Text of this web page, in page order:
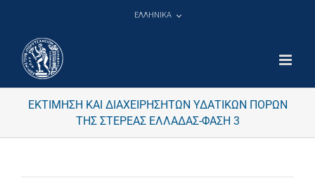
ΕΛΛΗΝΙΚΑ
ΕΚΤΙΜΗΣΗ ΚΑΙ ΔΙΑΧΕΙΡΗΣΗΤΩΝ ΥΔΑΤΙΚΩΝ ΠΟΡΩΝ
ΤΗΣ ΣΤΕΡΕΑΣ ΕΛΛΑΔΑΣ-ΦΑΣΗ 3